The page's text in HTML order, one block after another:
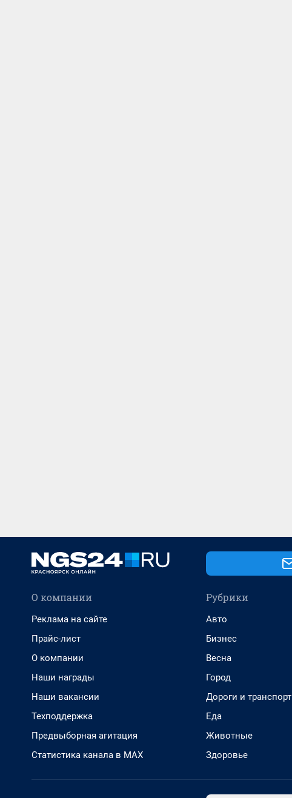
О компании
Реклама на сайте
Прайс-лист
О компании
Наши награды
Наши вакансии
Техподдержка
Предвыборная агитация
Статистика канала в MAX
Рубрики
Авто
Бизнес
Весна
Город
Дороги и транспорт
Еда
Животные
Здоровье